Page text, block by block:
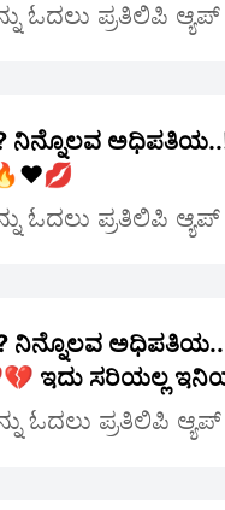
ಓದಲು ಪ್ರತಿಲಿಪಿ
ನಿನ್ನೊಲವ
ಓದಲು ಪ್ರತಿಲಿಪಿ
ನಿನ್ನೊಲವ
ಇದು ಸರಿಯಲ್ಲ
ಓದಲು ಪ್ರತಿಲಿಪಿ